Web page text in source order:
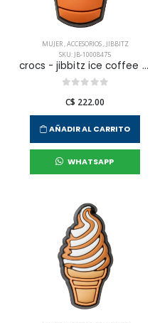
MUJER,ACCESORIOS, JIBBITZ
SKU: JB-10008475
crocs - jibbitz ice coffee unisex
C$ 222.00
AÑADIR AL CARRITO
WHATSAPP